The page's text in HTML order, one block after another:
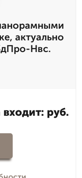
актуально
Нвс.
руб.